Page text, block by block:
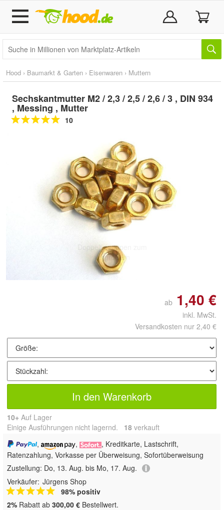
Hood › Baumarkt & Garten › Eisenwaren › Muttern
Sechskantmutter M2 / 2,3 / 2,5 / 2,6 / 3 , DIN 934
, Messing , Mutter
10
Doppelt antippen zum
vergrößern
ab 1,40 €
inkl. MwSt.
Versandkosten nur 2,40 €
In den Warenkorb
10+ Auf Lager
Einige Ausführungen nicht lagernd. 18 verkauft
,
,
, Kreditkarte, Lastschrift,
Ratenzahlung, Vorkasse per Überweisung, Sofortüberweisung
Zustellung: Do, 13. Aug. bis Mo, 17. Aug.
Verkäufer: Jürgens Shop
98% positiv
2% Rabatt ab 300,00 € Bestellwert.